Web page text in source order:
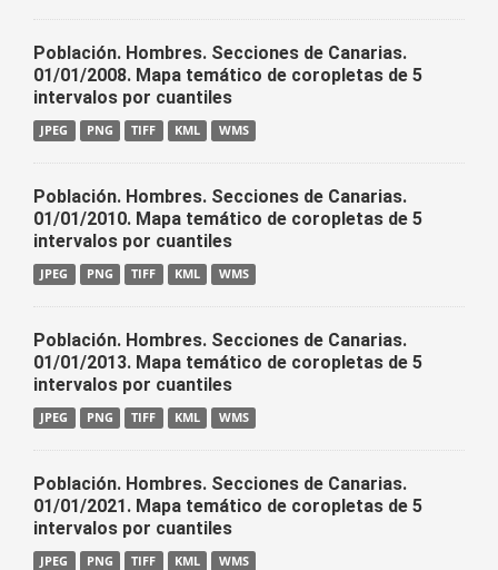
Población. Hombres. Secciones de Canarias.
01/01/2008. Mapa temático de coropletas de 5
intervalos por cuantiles
JPEG PNG TIFF KML WMS
Población. Hombres. Secciones de Canarias.
01/01/2010. Mapa temático de coropletas de 5
intervalos por cuantiles
JPEG PNG TIFF KML WMS
Población. Hombres. Secciones de Canarias.
01/01/2013. Mapa temático de coropletas de 5
intervalos por cuantiles
JPEG PNG TIFF KML WMS
Población. Hombres. Secciones de Canarias.
01/01/2021. Mapa temático de coropletas de 5
intervalos por cuantiles
JPEG PNG TIFF KML WMS